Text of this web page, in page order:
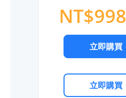
NT$998
立即購買
立即購買